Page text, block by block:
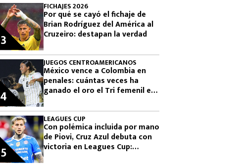
FICHAJES 2026
Por qué se cayó el fichaje de
Brian Rodríguez del América al
Cruzeiro: destapan la verdad
3
JUEGOS CENTROAMERICANOS
México vence a Colombia en
penales: cuántas veces ha
ganado el oro el Tri femenil en
4
LEAGUES CUP
Con polémica incluida por mano
de Piovi, Cruz Azul debuta con
victoria en Leagues Cup:
5